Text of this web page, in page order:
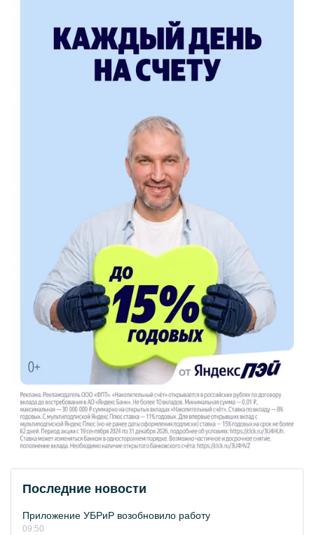
Последние новости
Приложение УБРиР возобновило работу
09:50